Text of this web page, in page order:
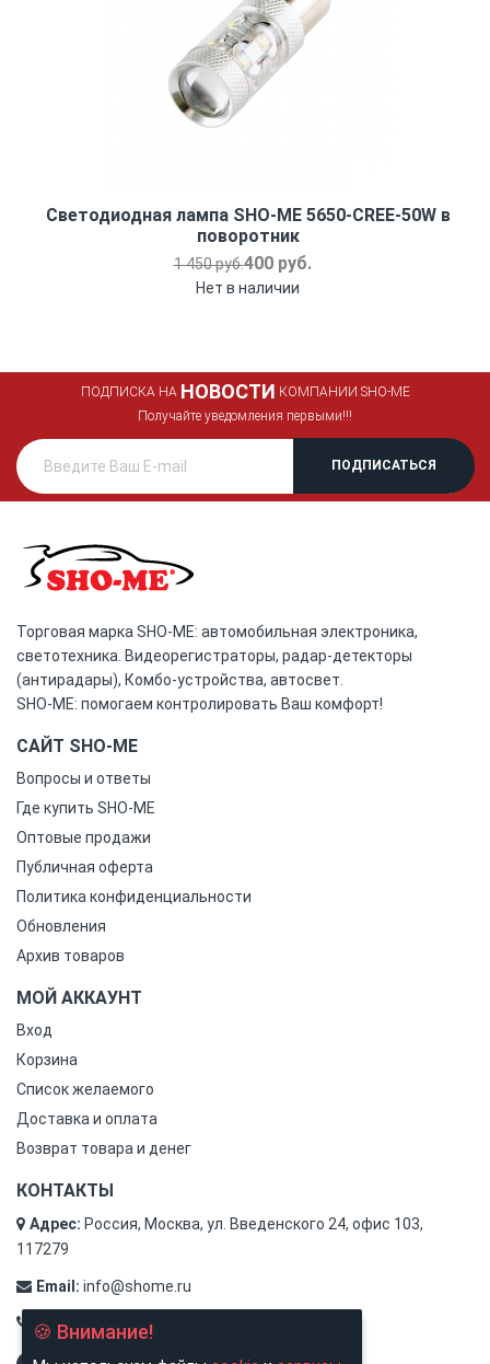
🍪 Внимание!
Светодиодная лампа SHO-ME 5650-CREE-50W в
поворотник
1 450 руб.400 руб.
Нет в наличии
ПОДПИСКА НА НОВОСТИ КОМПАНИИ SHO-ME
Получайте уведомления первыми!!!
Торговая марка SHO-ME: автомобильная электроника,
светотехника. Видеорегистраторы, радар-детекторы
(антирадары), Комбо-устройства, автосвет.
SHO-ME: помогаем контролировать Ваш комфорт!
САЙТ SHO-ME
Вопросы и ответы
Где купить SHO-ME
Оптовые продажи
Публичная оферта
Политика конфиденциальности
Обновления
Архив товаров
МОЙ АККАУНТ
Вход
Корзина
Список желаемого
Доставка и оплата
Возврат товара и денег
КОНТАКТЫ
Адрес: Россия, Москва, ул. Введенского 24, офис 103,
117279
Email: info@shome.ru
Тел.: 8 (800) 500-31-78